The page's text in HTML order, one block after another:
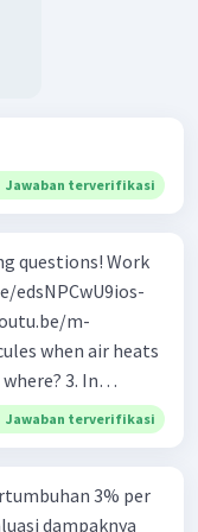
Jawaban terverifikasi
questions! Work
Jawaban terverifikasi
3% per
dampaknya